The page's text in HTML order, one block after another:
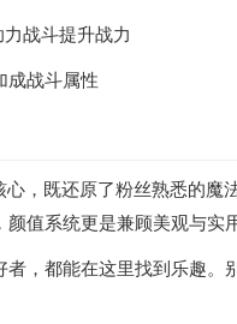
战斗提升战力
成战斗属性
心，既还原了粉丝熟悉的
值系统更是兼顾美观与实用
，都能在这里找到乐趣。